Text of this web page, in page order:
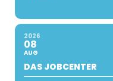
2026
08
AUG
DAS JOBCENTER